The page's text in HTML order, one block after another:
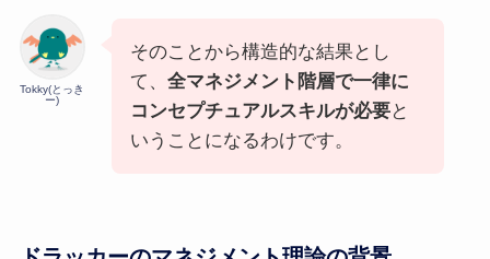
Tokky(とっき
ー)
そのことから構造的な結果とし
て、 全マネジメント階層で一律に
コンセプチュアルスキルが必要と
いうことになるわけです。